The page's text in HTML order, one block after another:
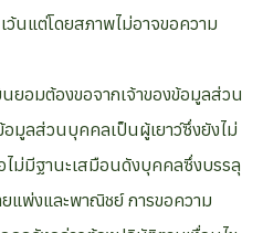
นแต่โดยสภาพไม่อาจขอความ
ยอมต้องขอจากเจ้าของข้อมูลส่วน
มูลส่วนบุคคลเป็นผู้เยาว์ซึ่งยังไม่
ไม่มีฐานะเสมือนดังบุคคลซึ่งบรรลุ
แพ่งและพาณิชย์ การขอความ